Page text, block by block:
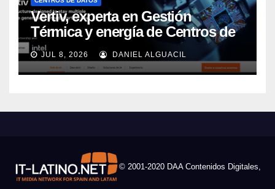
Vertiv, experta en Gestión
Térmica y energía de Centros de
Datos, sigue su crecimiento
imparable
JUL 8, 2026 DANIEL ALGUACIL
© 2001-2020 DAA Contenidos Digitales,